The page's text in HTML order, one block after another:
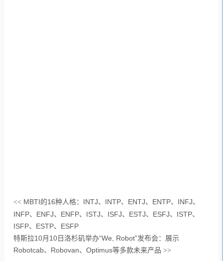
<<MBTI的16种人格：INTJ、INTP、ENTJ、ENTP、INFJ、
INFP、ENFJ、ENFP、ISTJ、ISFJ、ESTJ、ESFJ、ISTP、
ISFP、ESTP、ESFP
特斯拉10月10日洛杉矶举办“We, Robot”发布会：展示
Robotcab、Robovan、Optimus等多款未来产品 >>